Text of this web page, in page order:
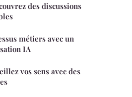
des discussions
métiers avec un
IA
vos sens avec des